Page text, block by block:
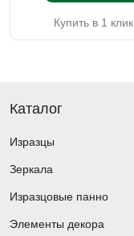
Купить в 1 клик
Каталог
Изразцы
Зеркала
Изразцовые панно
Элементы декора